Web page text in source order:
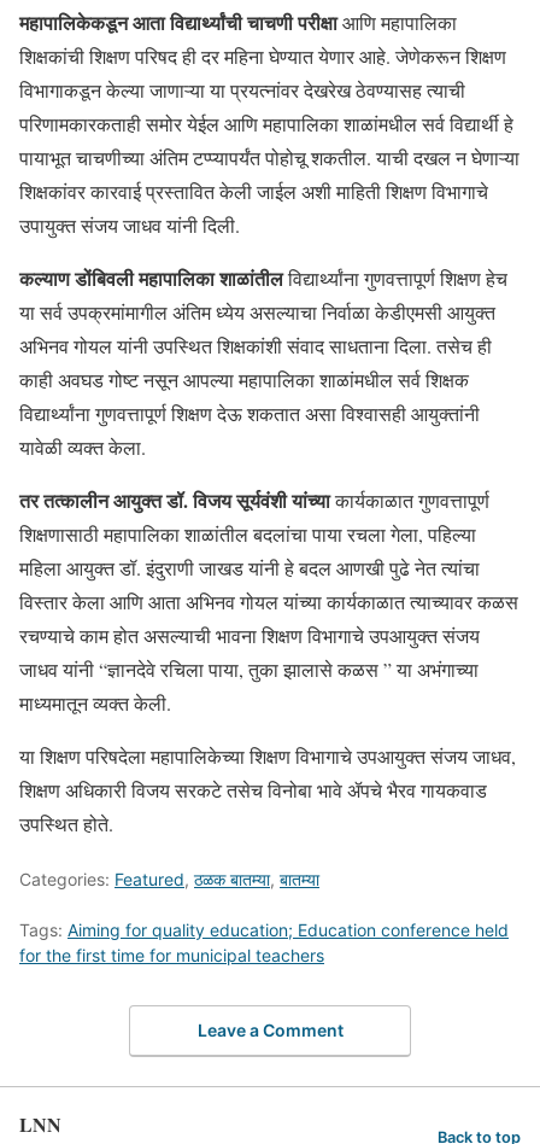
महापालिकेकडून आता विद्यार्थ्यांची चाचणी परीक्षाआणि महापालिका
शिक्षकांची शिक्षण परिषद ही दर महिना घेण्यात येणार आहे. जेणेकरून शिक्षण
विभागाकडून केल्या जाणाऱ्या या प्रयत्नांवर देखरेख ठेवण्यासह त्याची
परिणामकारकताही समोर येईल आणि महापालिका शाळांमधील सर्व विद्यार्थी हे
पायाभूत चाचणीच्या अंतिम टप्प्यापर्यंत पोहोचू शकतील. याची दखल न घेणाऱ्या
शिक्षकांवर कारवाई प्रस्तावित केली जाईल अशी माहिती शिक्षण विभागाचे
उपायुक्त संजय जाधव यांनी दिली.
कल्याण डोंबिवली महापालिका शाळांतीलविद्यार्थ्यांना गुणवत्तापूर्ण शिक्षण हेच
या सर्व उपक्रमांमागील अंतिम ध्येय असल्याचा निर्वाळा केडीएमसी आयुक्त
अभिनव गोयल यांनी उपस्थित शिक्षकांशी संवाद साधताना दिला. तसेच ही
काही अवघड गोष्ट नसून आपल्या महापालिका शाळांमधील सर्व शिक्षक
विद्यार्थ्यांना गुणवत्तापूर्ण शिक्षण देऊ शकतात असा विश्वासही आयुक्तांनी
यावेळी व्यक्त केला.
तर तत्कालीन आयुक्त डॉ. विजय सूर्यवंशी यांच्याकार्यकाळात गुणवत्तापूर्ण
शिक्षणासाठी महापालिका शाळांतील बदलांचा पाया रचला गेला, पहिल्या
महिला आयुक्त डॉ. इंदुराणी जाखड यांनी हे बदल आणखी पुढे नेत त्यांचा
विस्तार केला आणि आता अभिनव गोयल यांच्या कार्यकाळात त्याच्यावर कळस
रचण्याचे काम होत असल्याची भावना शिक्षण विभागाचे उपआयुक्त संजय
जाधव यांनी “ज्ञानदेवे रचिला पाया, तुका झालासे कळस ” या अभंगाच्या
माध्यमातून व्यक्त केली.
या शिक्षण परिषदेला महापालिकेच्या शिक्षण विभागाचे उपआयुक्त संजय जाधव,
शिक्षण अधिकारी विजय सरकटे तसेच विनोबा भावे ॲपचे भैरव गायकवाड
उपस्थित होते.
Categories: Featured, ठळक बातम्या, बातम्या
Tags: Aiming for quality education; Education conference held
for the first time for municipal teachers
Leave a Comment
LNN Back to top